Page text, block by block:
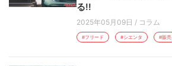
る!!
2025年05月09日 / コラム
#フリード #シエンタ #販売